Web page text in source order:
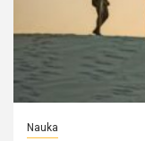
Nauka